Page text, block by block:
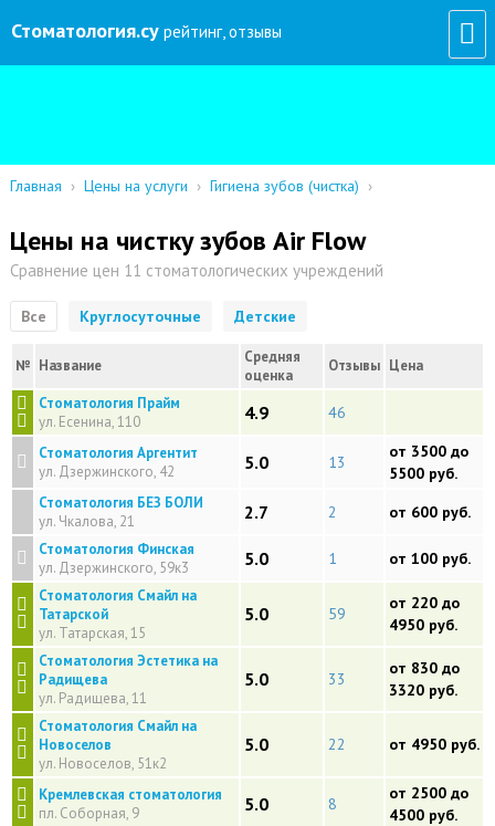
Стоматология.су рейтинг, отзывы
Главная › Цены на услуги › Гигиена зубов (чистка) ›
Цены на чистку зубов Air Flow
Сравнение цен 11 стоматологических учреждений
Все Круглосуточные Детские
№ Название
Средняя
оценка
Отзывы Цена
Стоматология Прайм
ул. Есенина, 110
4.9 46
Стоматология Аргентит
ул. Дзержинского, 42
5.0 13
от 3500 до
5500 руб.
Стоматология БЕЗ БОЛИ
ул. Чкалова, 21
2.7 2 от 600 руб.
Стоматология Финская
ул. Дзержинского, 59к3
5.0 1 от 100 руб.
Стоматология Смайл на
Татарской
ул. Татарская, 15
5.0 59
от 220 до
4950 руб.
Стоматология Эстетика на
Радищева
ул. Радищева, 11
5.0 33
от 830 до
3320 руб.
Стоматология Смайл на
Новоселов
ул. Новоселов, 51к2
5.0 22 от 4950 руб.
Кремлевская стоматология
пл. Соборная, 9
5.0 8
от 2500 до
4500 руб.